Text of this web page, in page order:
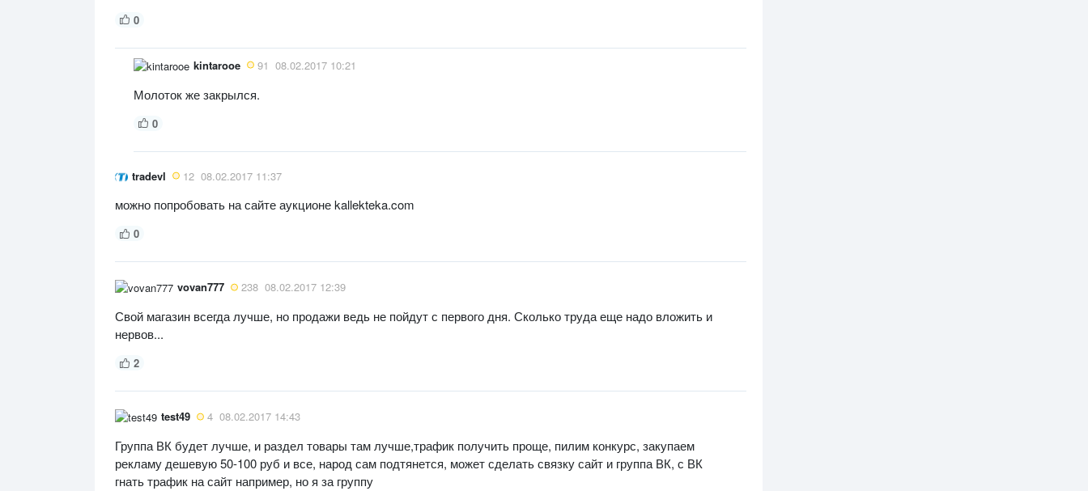
0
kintarooe 91 08.02.2017 10:21
Молоток же закрылся.
0
tradevl 12 08.02.2017 11:37
можно попробовать на сайте аукционе kallekteka.com
0
vovan777 238 08.02.2017 12:39
Свой магазин всегда лучше, но продажи ведь не пойдут с первого дня. Сколько труда еще надо вложить и
нервов...
2
test49 4 08.02.2017 14:43
Группа ВК будет лучше, и раздел товары там лучше,трафик получить проще, пилим конкурс, закупаем
рекламу дешевую 50-100 руб и все, народ сам подтянется, может сделать связку сайт и группа ВК, с ВК
гнать трафик на сайт например, но я за группу